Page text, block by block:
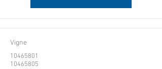
Vigne
10465801
10465805